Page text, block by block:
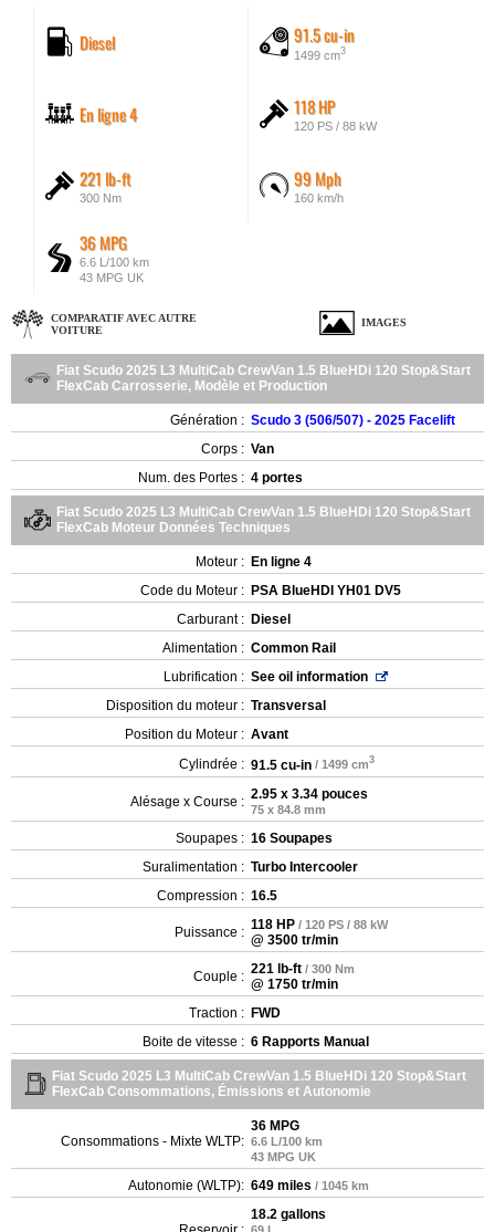
Diesel 91.5 cu-in
1499 cm3
En ligne 4 118 HP
120 PS / 88 kW
221 lb-ft
300 Nm
99 Mph
160 km/h
36 MPG
6.6 L/100 km
43 MPG UK
COMPARATIF AVEC AUTRE
VOITURE
IMAGES
Fiat Scudo 2025 L3 MultiCab CrewVan 1.5 BlueHDi 120 Stop&Start
FlexCab Carrosserie, Modèle et Production
Génération : Scudo 3 (506/507) - 2025 Facelift
Corps : Van
Num. des Portes : 4 portes
Fiat Scudo 2025 L3 MultiCab CrewVan 1.5 BlueHDi 120 Stop&Start
FlexCab Moteur Données Techniques
Moteur : En ligne 4
Code du Moteur : PSA BlueHDI YH01 DV5
Carburant : Diesel
Alimentation : Common Rail
Lubrification : See oil information
Disposition du moteur : Transversal
Position du Moteur : Avant
Cylindrée : 91.5 cu-in / 1499 cm3
Alésage x Course : 2.95 x 3.34 pouces
75 x 84.8 mm
Soupapes : 16 Soupapes
Suralimentation : Turbo Intercooler
Compression : 16.5
Puissance : 118 HP / 120 PS / 88 kW
@ 3500 tr/min
Couple : 221 lb-ft / 300 Nm
@ 1750 tr/min
Traction : FWD
Boite de vitesse : 6 Rapports Manual
Fiat Scudo 2025 L3 MultiCab CrewVan 1.5 BlueHDi 120 Stop&Start
FlexCab Consommations, Émissions et Autonomie
Consommations - Mixte WLTP:
36 MPG
6.6 L/100 km
43 MPG UK
Autonomie (WLTP): 649 miles / 1045 km
18.2 gallons